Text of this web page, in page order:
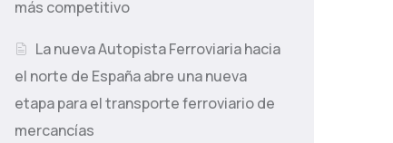
más competitivo
La nueva Autopista Ferroviaria hacia
el norte de España abre una nueva
etapa para el transporte ferroviario de
mercancías